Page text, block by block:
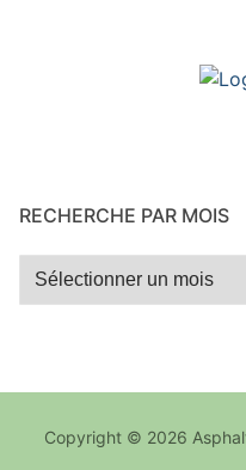
RECHERCHE PAR MOIS
Recherche
Copyright © 2026